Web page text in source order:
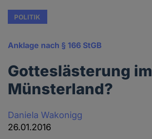
POLITIK
Anklage nach § 166 StGB
Gotteslästerung im
Münsterland?
Daniela Wakonigg
26.01.2016